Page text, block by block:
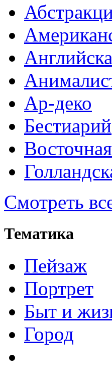
Ар-деко
Бестиарий
Смотреть
Тематика
Пейзаж
Портрет
Быт и
Город